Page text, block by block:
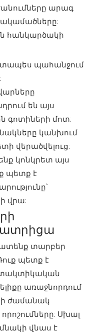
արագ
հանկարծակի
պահանջում
են այս
գոտիների մոտ:
կանխում
վերածվելուց:
կոնկրետ այս
պետք է
վրա:
տարբեր
պետք է
առաջնորդում
ժամանակ
Սխալ
վնաս է